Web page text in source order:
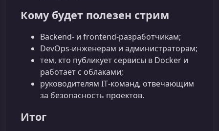
Кому будет полезен стрим
Backend‑ и frontend‑разработчикам;
DevOps‑инженерам и администраторам;
тем, кто публикует сервисы в Docker и
работает с облаками;
руководителям IT‑команд, отвечающим
за безопасность проектов.
Итог